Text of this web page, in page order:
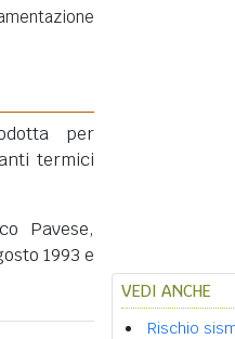
per
termici
Pavese,
1993 e
VEDI ANCHE
Rischio